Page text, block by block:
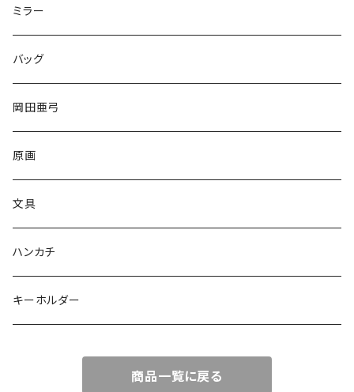
ミラー
バッグ
岡田亜弓
原画
文具
ハンカチ
キーホルダー
商品一覧に戻る